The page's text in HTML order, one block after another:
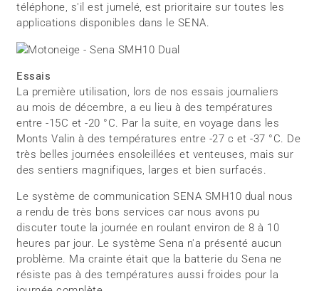
téléphone, s'il est jumelé, est prioritaire sur toutes les
applications disponibles dans le SENA.
Essais
La première utilisation, lors de nos essais journaliers
au mois de décembre, a eu lieu à des températures
entre -15C et -20 °C. Par la suite, en voyage dans les
Monts Valin à des températures entre -27 c et -37 °C. De
très belles journées ensoleillées et venteuses, mais sur
des sentiers magnifiques, larges et bien surfacés.
Le système de communication SENA SMH10 dual nous
a rendu de très bons services car nous avons pu
discuter toute la journée en roulant environ de 8 à 10
heures par jour. Le système Sena n'a présenté aucun
problème. Ma crainte était que la batterie du Sena ne
résiste pas à des températures aussi froides pour la